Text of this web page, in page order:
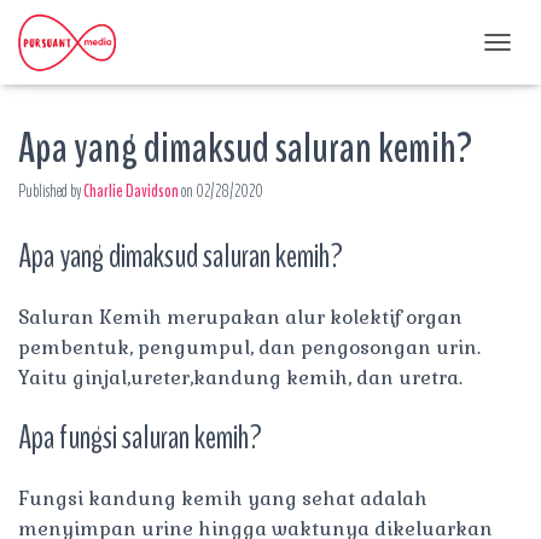
O
Apa yang dimaksud saluran kemih?
Published byCharlie Davidsonon 02/28/2020
Apa yang dimaksud saluran kemih?
Saluran Kemih merupakan alur kolektif organ
pembentuk, pengumpul, dan pengosongan urin.
Yaitu ginjal,ureter,kandung kemih, dan uretra.
Apa fungsi saluran kemih?
Fungsi kandung kemih yang sehat adalah
menyimpan urine hingga waktunya dikeluarkan